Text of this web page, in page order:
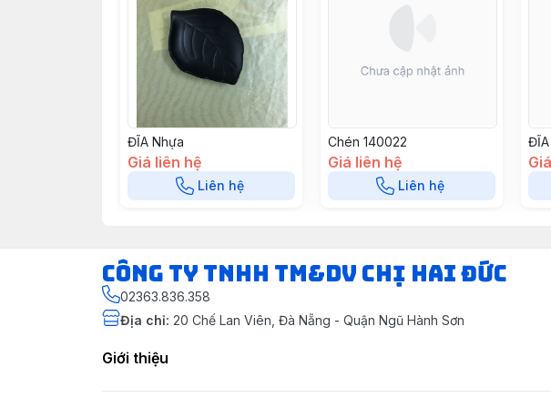
ĐĨA Nhựa
Giá liên hệ
Liên hệ
Chén 140022
Giá liên hệ
Liên hệ
ĐĨA
CÔNG TY TNHH TM&DV CHỊ HAI ĐỨC
02363.836.358
Địa chỉ: 20 Chế Lan Viên, Đà Nẵng - Quận Ngũ Hành Sơn
Giới thiệu